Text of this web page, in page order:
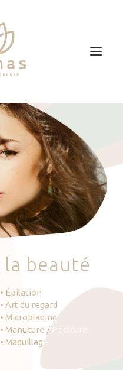
la beauté
• Épilation
• Art du regard
• Microblading
• Manucure / Pédicure
• Maquillage